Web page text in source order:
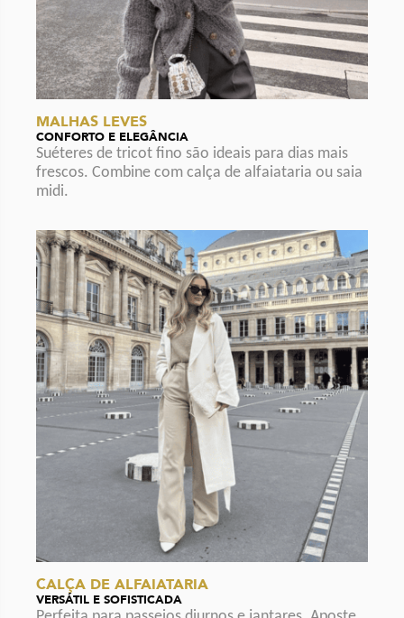
MALHAS LEVES
CONFORTO E ELEGÂNCIA
Suéteres de tricot fino são ideais para dias mais
frescos. Combine com calça de alfaiataria ou saia
midi.
CALÇA DE ALFAIATARIA
VERSÁTIL E SOFISTICADA